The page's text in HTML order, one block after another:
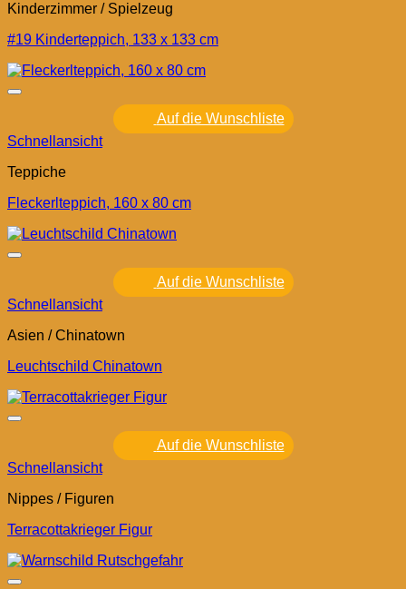
Kinderzimmer / Spielzeug
#19 Kinderteppich, 133 x 133 cm
Auf die Wunschliste
Schnellansicht
Teppiche
Fleckerlteppich, 160 x 80 cm
Auf die Wunschliste
Schnellansicht
Asien / Chinatown
Leuchtschild Chinatown
Auf die Wunschliste
Schnellansicht
Nippes / Figuren
Terracottakrieger Figur